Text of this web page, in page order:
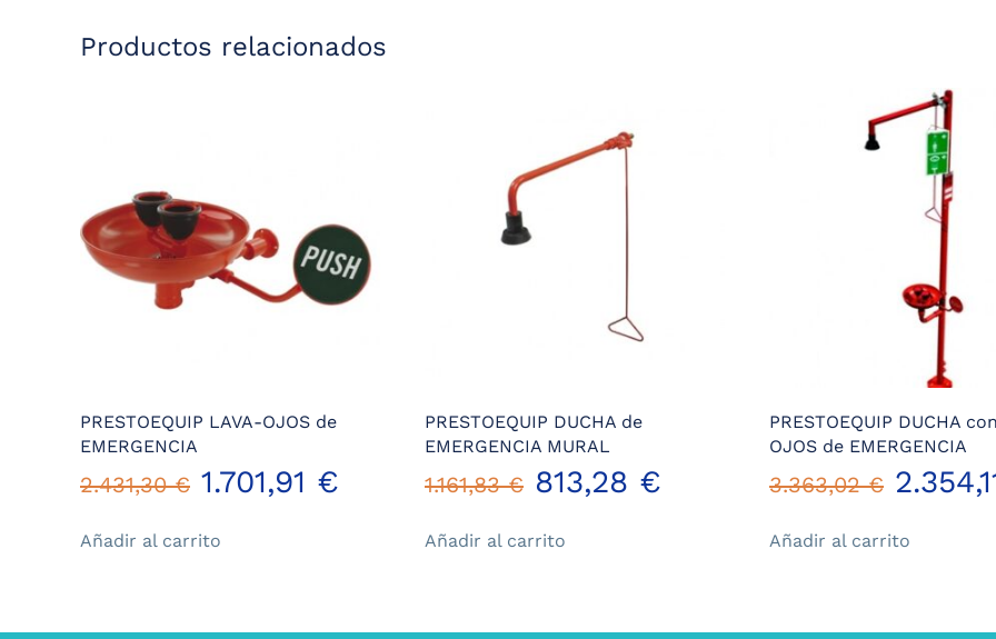
Productos relacionados
PRESTOEQUIP LAVA-OJOS de
EMERGENCIA
2.431,30€ El
precio
1.701,91 €
precio
Añadir al carrito
PRESTOEQUIP DUCHA de
EMERGENCIA MURAL
1.161,83€ El
precio
813,28 €
Añadir al carrito
PRESTOEQUIP DUCHA
OJOS de EMERGENCIA
3.363,02€ El
precio
Añadir al carrito